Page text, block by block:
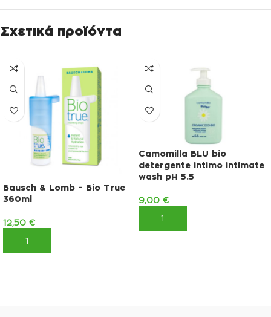
Σχετικά προϊόντα
Bausch & Lomb – Bio True
360ml
12,50 €
ΠΡΟΣΘΉΚΗ ΣΤΟ ΚΑΛΆΘΙ
Camomilla BLU bio
detergente intimo intimate
wash pH 5.5
9,00 €
ΠΡΟΣΘΉΚΗ ΣΤΟ ΚΑΛΆΘΙ